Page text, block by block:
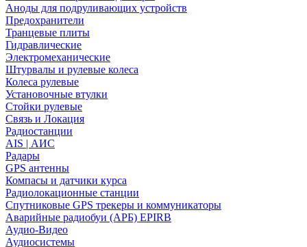
Аноды для подруливающих устройств
Предохранители
Транцевые плиты
Гидравлические
Электромеханические
Штурвалы и рулевые колеса
Колеса рулевые
Установочные втулки
Стойки рулевые
Связь и Локация
Радиостанции
AIS | АИС
Радары
GPS антенны
Компасы и датчики курса
Радиолокационные станции
Спутниковые GPS трекеры и коммуникаторы
Аварийные радиобуи (АРБ) EPIRB
Аудио-Видео
Аудиосистемы